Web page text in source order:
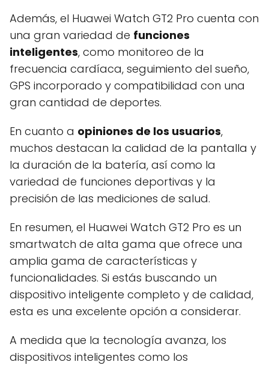
Además, el Huawei Watch GT2 Pro cuenta con
una gran variedad de funciones
inteligentes, como monitoreo de la
frecuencia cardíaca, seguimiento del sueño,
GPS incorporado y compatibilidad con una
gran cantidad de deportes.
En cuanto a opiniones de los usuarios,
muchos destacan la calidad de la pantalla y
la duración de la batería, así como la
variedad de funciones deportivas y la
precisión de las mediciones de salud.
En resumen, el Huawei Watch GT2 Pro es un
smartwatch de alta gama que ofrece una
amplia gama de características y
funcionalidades. Si estás buscando un
dispositivo inteligente completo y de calidad,
esta es una excelente opción a considerar.
A medida que la tecnología avanza, los
dispositivos inteligentes como los